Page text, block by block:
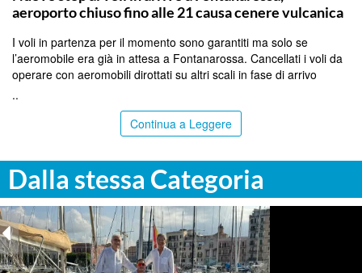
aeroporto chiuso fino alle 21 causa cenere vulcanica
I voli in partenza per il momento sono garantiti ma solo se
l’aeromobile era già in attesa a Fontanarossa. Cancellati i voli da
operare con aeromobili dirottati su altri scali in fase di arrivo
..
Continua a Leggere
Dalla stessa Categoria